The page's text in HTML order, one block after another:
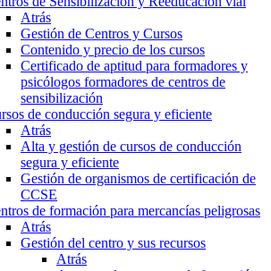
Atrás
Gestión de Centros y Cursos
Contenido y precio de los cursos
Certificado de aptitud para formadores y
psicólogos formadores de centros de
sensibilización
de conducción segura y eficiente
Atrás
Alta y gestión de cursos de conducción
segura y eficiente
Gestión de organismos de certificación de
CCSE
de formación para mercancías peligrosas
Atrás
Gestión del centro y sus recursos
Atrás